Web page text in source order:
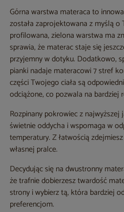
Górna warstwa materaca to
została zaprojektowana z myślą
profilowana, zielona warstwa ma
sprawia, że materac staje się
przyjemny w dotyku. Dodatkowo,
pianki nadaje materacowi 7 stref
części Twojego ciała są
odciążone, co pozwala na bardziej
Rozpinany pokrowiec z najwyższej
świetnie oddycha i wspomaga w
temperatury. Z łatwością
własnej pralce.
Decydując się na dwustronny
że trafnie dobierzesz twardość
strony i wybierz tą, która bardziej
preferencjom.